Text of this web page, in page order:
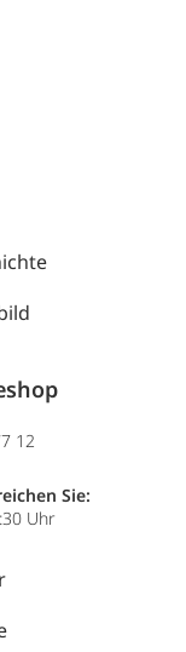
12
Sie:
Uhr